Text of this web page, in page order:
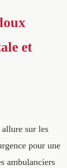
et
sur les
pour une
ambulanciers